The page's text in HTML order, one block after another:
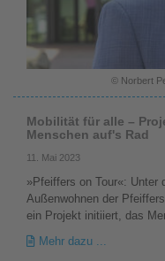
© Norbert
Mobilität für alle –
Menschen auf's Rad
11. Mai 2023
»Pfeiffers on Tour«: Unter
Außenwohnen der
ein Projekt initiiert, das
Mehr dazu ...